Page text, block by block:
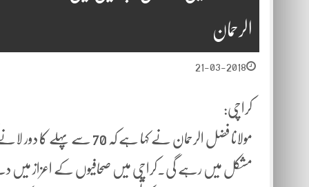
الرحمان
21-03-2018
کراچی:
مولانا فضل الرحمان نے
مشکل میں رہے گی۔کراچی میں صحافیوں کے اعزاز میں